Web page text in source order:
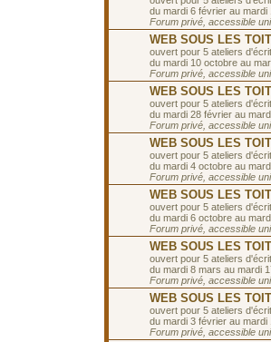
du mardi 6 février au mardi
Forum privé, accessible
WEB SOUS LES
ouvert pour 5 ateliers
du mardi 10 octobre au
Forum privé, accessible
WEB SOUS LES
ouvert pour 5 ateliers
du mardi 28 février au
Forum privé, accessible
WEB SOUS LES
ouvert pour 5 ateliers
du mardi 4 octobre au
Forum privé, accessible
WEB SOUS LES
ouvert pour 5 ateliers
du mardi 6 octobre au
Forum privé, accessible
WEB SOUS LES
ouvert pour 5 ateliers
du mardi 8 mars au mardi
Forum privé, accessible
WEB SOUS LES
ouvert pour 5 ateliers
du mardi 3 février au mardi
Forum privé, accessible